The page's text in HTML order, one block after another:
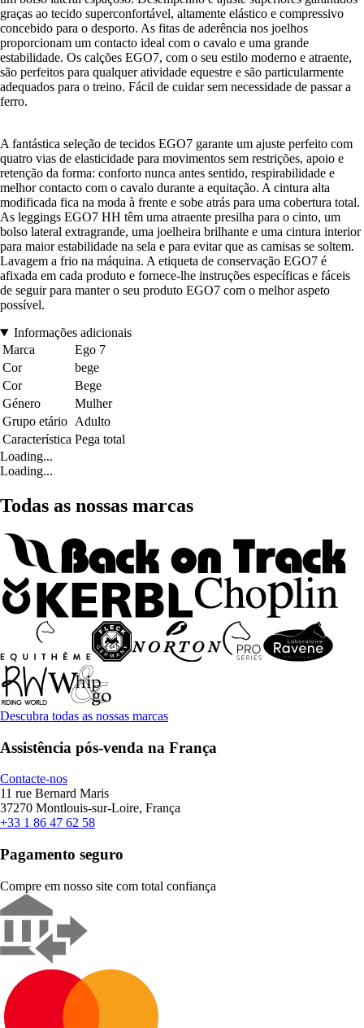
graças ao tecido superconfortável, altamente elástico e compressivo
concebido para o desporto. As fitas de aderência nos joelhos
proporcionam um contacto ideal com o cavalo e uma grande
estabilidade. Os calções EGO7, com o seu estilo moderno e atraente,
são perfeitos para qualquer atividade equestre e são particularmente
adequados para o treino. Fácil de cuidar sem necessidade de passar a
ferro.
A fantástica seleção de tecidos EGO7 garante um ajuste perfeito com
quatro vias de elasticidade para movimentos sem restrições, apoio e
retenção da forma: conforto nunca antes sentido, respirabilidade e
melhor contacto com o cavalo durante a equitação. A cintura alta
modificada fica na moda à frente e sobe atrás para uma cobertura total.
As leggings EGO7 HH têm uma atraente presilha para o cinto, um
bolso lateral extragrande, uma joelheira brilhante e uma cintura interior
para maior estabilidade na sela e para evitar que as camisas se soltem.
Lavagem a frio na máquina. A etiqueta de conservação EGO7 é
afixada em cada produto e fornece-lhe instruções específicas e fáceis
de seguir para manter o seu produto EGO7 com o melhor aspeto
possível.
Informações adicionais
Marca
Ego 7
Cor
bege
Cor
Bege
Género
Mulher
Grupo etário Adulto
Característica Pega total
Loading...
Loading...
Todas as nossas marcas
Descubra todas as nossas marcas
Assistência pós-venda na França
Contacte-nos
11 rue Bernard Maris
37270 Montlouis-sur-Loire, França
+33 1 86 47 62 58
Pagamento seguro
Compre em nosso site com total confiança